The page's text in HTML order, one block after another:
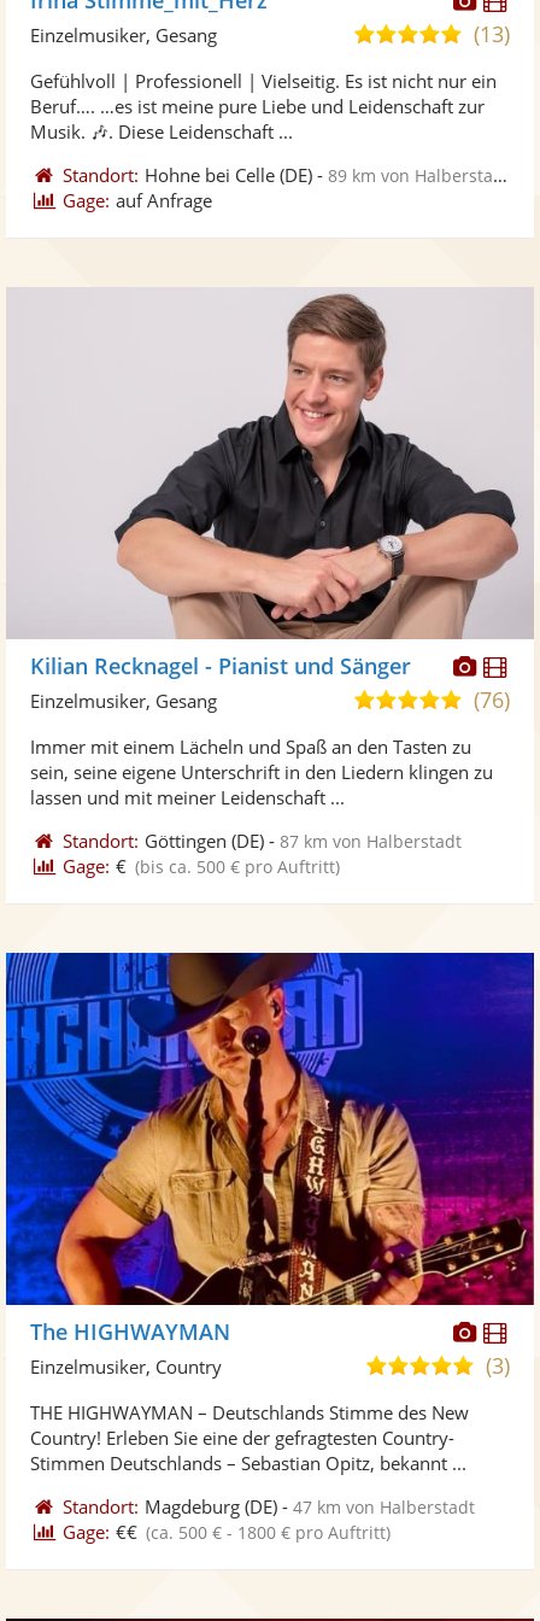
Fotos
5,0
5
(13)
Einzelmusiker, Gesang
Gefühlvoll | Professionell | Vielseitig. Es ist nicht nur ein
Beruf…. …es ist meine pure Liebe und Leidenschaft zur
Musik. 🎶. Diese Leidenschaft ...
Standort: Hohne bei Celle (DE) -89 km von Halberstadt
Gage: auf Anfrage
Kilian Recknagel - Pianist und Sänger
5,0
5
(76)
Einzelmusiker, Gesang
Immer mit einem Lächeln und Spaß an den Tasten zu
sein, seine eigene Unterschrift in den Liedern klingen zu
lassen und mit meiner Leidenschaft ...
Standort: Göttingen (DE) -87 km von Halberstadt
Gage: € (bis ca. 500 € pro Auftritt)
The HIGHWAYMAN
5,0(3)
Einzelmusiker, Country
THE HIGHWAYMAN – Deutschlands Stimme des New
Country! Erleben Sie eine der gefragtesten Country-
Stimmen Deutschlands – Sebastian Opitz, bekannt ...
Standort: Magdeburg (DE) -47 km von Halberstadt
Gage: €€ (ca. 500 € - 1800 € pro Auftritt)